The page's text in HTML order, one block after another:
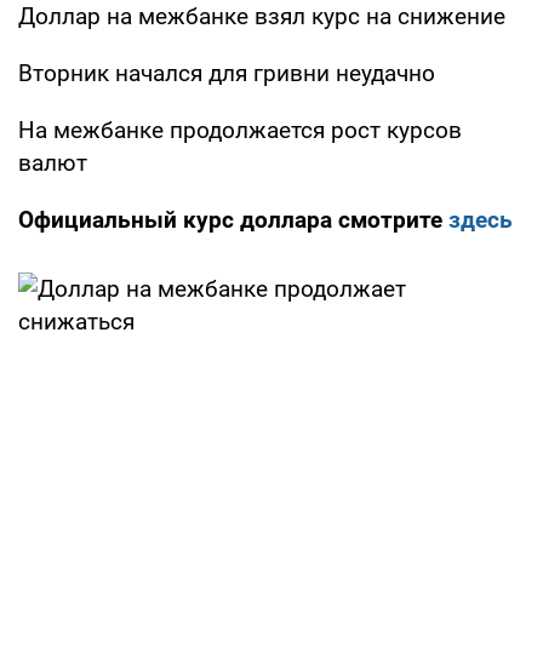
Доллар на межбанке взял курс на снижение
Вторник начался для гривни неудачно
На межбанке продолжается рост курсов
валют
Официальный курс доллара смотрите здесь